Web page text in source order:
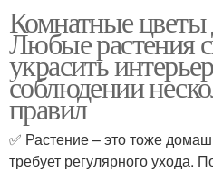
Комнатные цветы
Любые растения
украсить
соблюдении
правил
✅ Растение – это тоже
требует регулярного ухода.